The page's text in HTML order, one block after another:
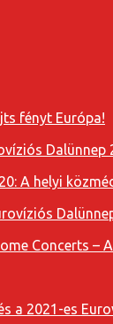
fényt Európa!
Dalünnep
A helyi
Concerts –
a 2021-es